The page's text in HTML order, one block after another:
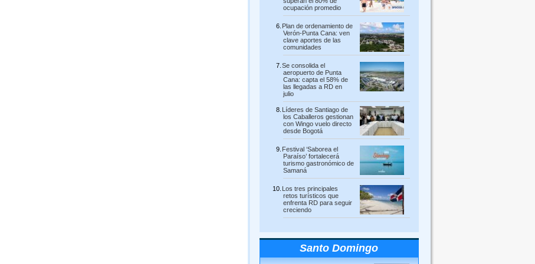
ocupación promedio
Plan de ordenamiento de
Verón-Punta Cana: ven
clave aportes de las
comunidades
Se consolida el
aeropuerto de Punta
Cana: capta el 58% de
las llegadas a RD en
julio
Líderes de Santiago de
los Caballeros gestionan
con Wingo vuelo directo
desde Bogotá
Festival ‘Saborea el
Paraíso’ fortalecerá
turismo gastronómico de
Samaná
Los tres principales
retos turísticos que
enfrenta RD para seguir
creciendo
Santo Domingo